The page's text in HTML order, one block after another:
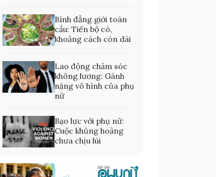
Bình đẳng giới toàn
cầu: Tiến bộ có,
khoảng cách còn dài
Lao động chăm sóc
không lương: Gánh
nặng vô hình của phụ
nữ
Bạo lực với phụ nữ:
Cuộc khủng hoảng
chưa chịu lùi